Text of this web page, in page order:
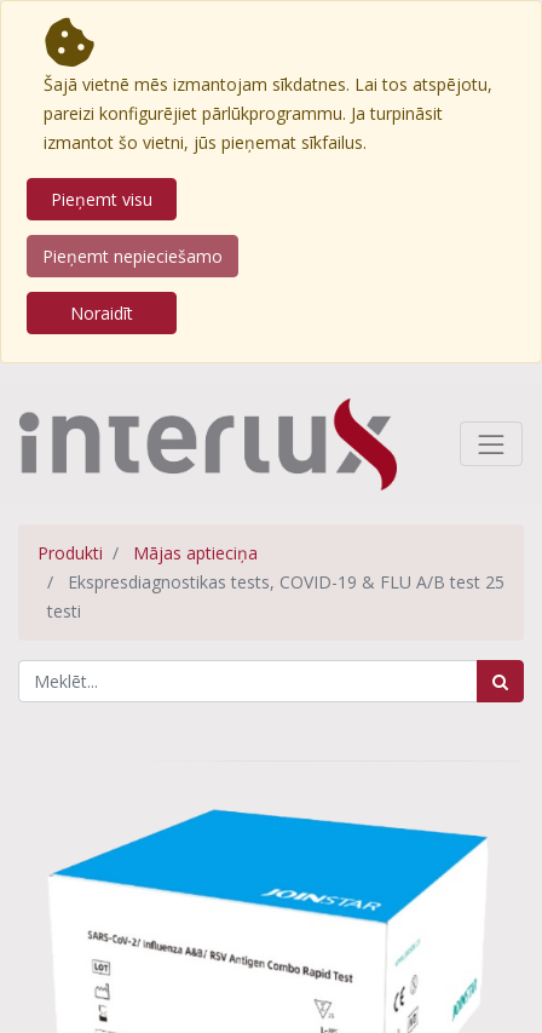
Šajā vietnē mēs izmantojam sīkdatnes. Lai tos atspējotu,
pareizi konfigurējiet pārlūkprogrammu. Ja turpināsit
izmantot šo vietni, jūs pieņemat sīkfailus.
Pieņemt visu
Pieņemt nepieciešamo
Noraidīt
Produkti
Mājas aptieciņa
Ekspresdiagnostikas tests, COVID-19 & FLU A/B test 25
testi